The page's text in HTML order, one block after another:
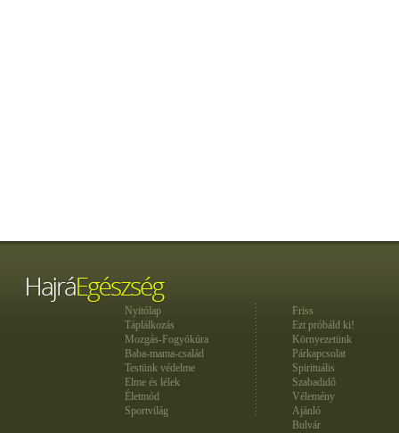
Nyitólap
Táplálkozás
Mozgás-Fogyókúra
Baba-mama-család
Testünk védelme
Elme és lélek
Életmód
Sportvilág
Friss
Ezt próbáld ki!
Környezetünk
Párkapcsolat
Spirituális
Szabadidő
Vélemény
Ajánló
Bulvár